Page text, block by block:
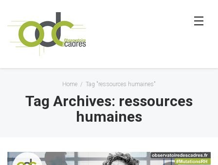
Home / Tag "ressources humaines"
Tag Archives: ressources
humaines